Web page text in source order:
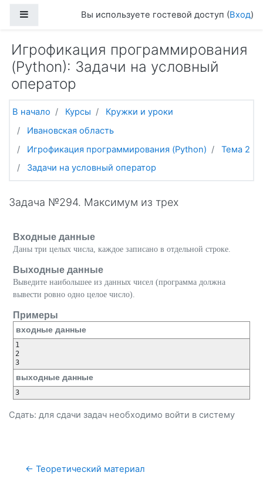
Боковая панельВы используете гостевой доступ (Вход)
Игрофикация программирования
(Python): Задачи на условный
оператор
В начало Курсы
Кружки и уроки
Ивановская область
Игрофикация программирования (Python)
Тема 2
Задачи на условный оператор
Задача №294. Максимум из трех
Входные данные
Даны три целых числа, каждое записано в отдельной строке.
Выходные данные
Выведите наибольшее из данных чисел (программа должна
вывести ровно одно целое число).
Примеры
входные данные
1
2
выходные данные
Сдать: для сдачи задач необходимо войти в систему
← Теоретический материал